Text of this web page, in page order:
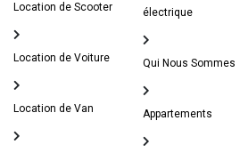
Location de Scooter
Location de Voiture
Location de Van
électrique
Qui Nous Sommes
Appartements